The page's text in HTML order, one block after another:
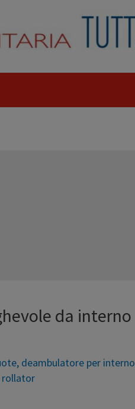
da interno
, deambulatore per interno
rollator